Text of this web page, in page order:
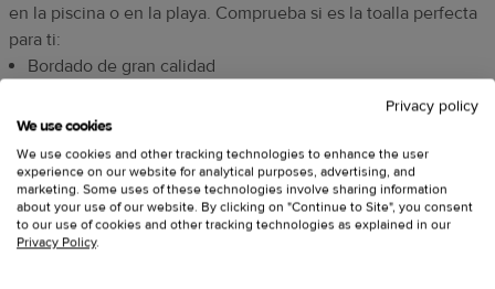
en la piscina o en la playa. Comprueba si es la toalla perfecta
para ti:
Bordado de gran calidad
Material grueso y muy absorbente
Muy suave y esponjosa al tacto
Elementos decorativos y brillantes bordados en ambos
extremos
Disponible en tres tamaños: de mano, de baño y grande
Privacy policy
We use cookies
We use cookies and other tracking technologies to enhance the user
experience on our website for analytical purposes, advertising, and
marketing. Some uses of these technologies involve sharing information
about your use of our website. By clicking on "Continue to Site", you consent
to our use of cookies and other tracking technologies as explained in our
Privacy Policy.